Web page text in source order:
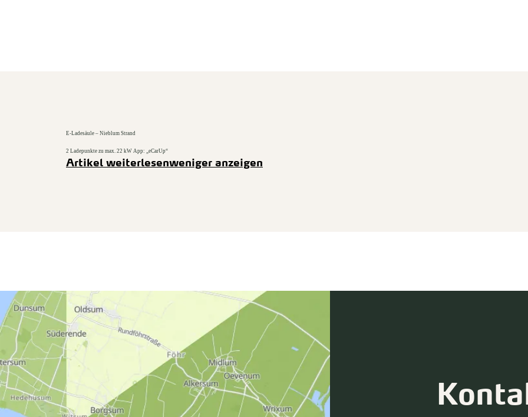
E-Ladesäule – Nieblum Strand
2 Ladepunkte zu max. 22 kW App: „eCarUp“
Artikel weiterlesenweniger anzeigen